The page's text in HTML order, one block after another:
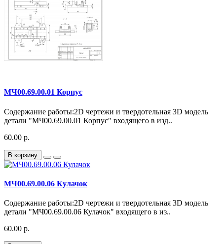
МЧ00.69.00.01 Корпус
Содержание работы:2D чертежи и твердотельная 3D модель
детали "МЧ00.69.00.01 Корпус" входящего в изд..
60.00 р.
В корзину
МЧ00.69.00.06 Кулачок
Содержание работы:2D чертежи и твердотельная 3D модель
детали "МЧ00.69.00.06 Кулачок" входящего в из..
60.00 р.